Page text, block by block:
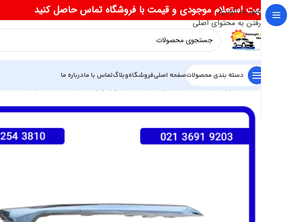
عبور به ناوبری
رفتن به محتوای اصلی
جهت استعلام موجودی و قیمت با فروشگاه تماس حاصل کنید
دسته بندی محصولاتصفحه اصلیفروشگاهوبلاگتماس با مادرباره ما
خانه لوازم یدکی فیدلیتی